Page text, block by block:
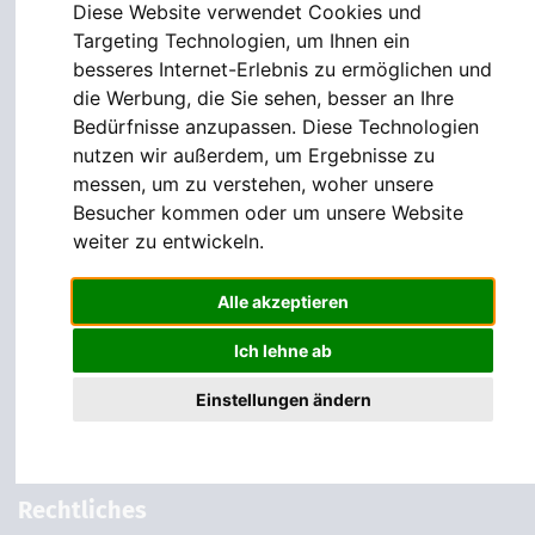
Diese Website verwendet Cookies und
Targeting Technologien, um Ihnen ein
besseres Internet-Erlebnis zu ermöglichen und
die Werbung, die Sie sehen, besser an Ihre
Bedürfnisse anzupassen. Diese Technologien
nutzen wir außerdem, um Ergebnisse zu
messen, um zu verstehen, woher unsere
Besucher kommen oder um unsere Website
weiter zu entwickeln.
Alle akzeptieren
Ich lehne ab
Einstellungen ändern
Prävention
Kardiologie
Gastroenterologie
Lungenheilkunde
Neurologie & Psychiatrie
Services
Terminbuchung
Rechtliches